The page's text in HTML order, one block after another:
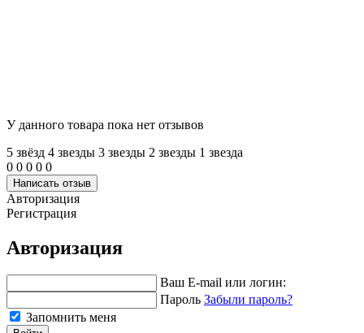
У данного товара пока нет отзывов
5 звёзд 4 звeзды 3 звeзды 2 звeзды 1 звeзда
0 0 0 0 0
Написать отзыв
Авторизация
Регистрация
Авторизация
Ваш E-mail или логин:
Пароль Забыли пароль?
Запомнить меня